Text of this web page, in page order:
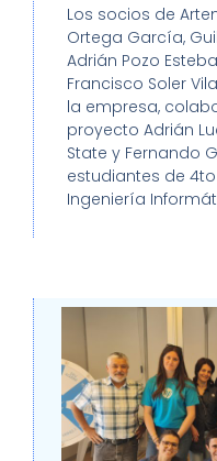
Los socios de
Ortega García,
Adrián Pozo
Francisco Soler
la empresa,
proyecto Adrián
State y Fernando
estudiantes de
Ingeniería